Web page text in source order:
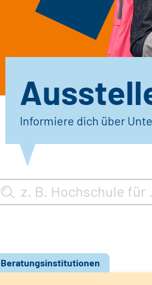
Informiere dich über
Beratungsinstitutionen